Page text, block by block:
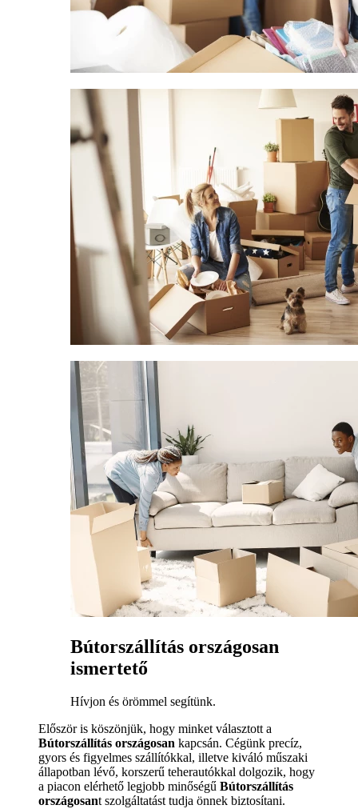
Bútorszállítás országosan
ismertető
Hívjon és örömmel segítünk.
Először is köszönjük, hogy minket választott a
Bútorszállítás országosan kapcsán. Cégünk precíz,
gyors és figyelmes szállítókkal, illetve kiváló műszaki
állapotban lévő, korszerű teherautókkal dolgozik, hogy
a piacon elérhető legjobb minőségű Bútorszállítás
országosant szolgáltatást tudja önnek biztosítani.